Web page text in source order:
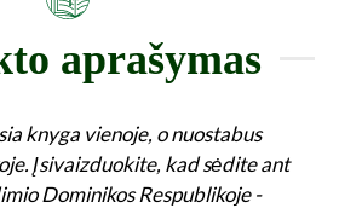
aprašymas
knyga vienoje, o nuostabus
Įsivaizduokite, kad sėdite ant
Dominikos Respublikoje -